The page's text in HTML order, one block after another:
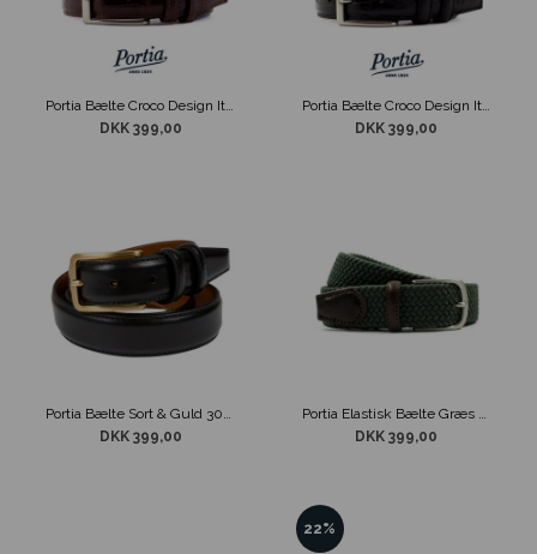
Portia Bælte Croco Design Italy Dark Brown
DKK 399,00
Portia Bælte Croco Design Italy Sort
DKK 399,00
Portia Bælte Sort & Guld 30mm
DKK 399,00
Portia Elastisk Bælte Græs Grøn
DKK 399,00
22%